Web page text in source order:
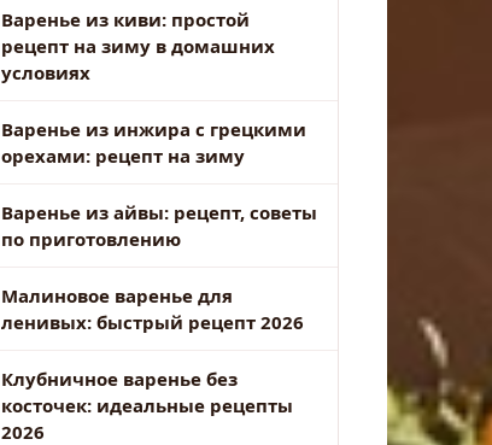
Варенье из киви: простой
рецепт на зиму в домашних
условиях
Варенье из инжира с грецкими
орехами: рецепт на зиму
Варенье из айвы: рецепт, советы
по приготовлению
Малиновое варенье для
ленивых: быстрый рецепт 2026
Клубничное варенье без
косточек: идеальные рецепты
2026